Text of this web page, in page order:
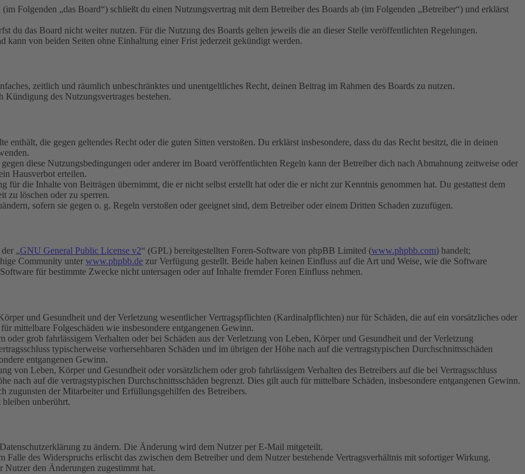
Folgenden „das Board“) schließt du einen Nutzungsvertrag mit dem Betreiber des Boards ab (im Folgenden „Betreiber“) und erklärst
du das Board nicht weiter nutzen. Für die Nutzung des Boards gelten jeweils die an dieser Stelle veröffentlichten Regelungen.
kann von beiden Seiten ohne Einhaltung einer Frist jederzeit gekündigt werden.
zeitlich und räumlich unbeschränktes und unentgeltliches Recht, deinen Beitrag im Rahmen des Boards zu nutzen.
des Nutzungsvertrages bestehen.
enthält, die gegen geltendes Recht oder die guten Sitten verstoßen. Du erklärst insbesondere, dass du das Recht besitzt, die in deinen
diese Nutzungsbedingungen oder anderer im Board veröffentlichten Regeln kann der Betreiber dich nach Abmahnung zeitweise oder
Hausverbot erteilen.
für die Inhalte von Beiträgen übernimmt, die er nicht selbst erstellt hat oder die er nicht zur Kenntnis genommen hat. Du gestattest dem
zu löschen oder zu sperren.
sofern sie gegen o. g. Regeln verstoßen oder geeignet sind, dem Betreiber oder einem Dritten Schaden zuzufügen.
„GNU General Public License v2“ (GPL) bereitgestellten Foren-Software von phpBB Limited (www.phpbb.com) handelt;
Community unter www.phpbb.de zur Verfügung gestellt. Beide haben keinen Einfluss auf die Art und Weise, wie die Software
für bestimmte Zwecke nicht untersagen oder auf Inhalte fremder Foren Einfluss nehmen.
und Gesundheit und der Verletzung wesentlicher Vertragspflichten (Kardinalpflichten) nur für Schäden, die auf ein vorsätzliches oder
mittelbare Folgeschäden wie insbesondere entgangenen Gewinn.
grob fahrlässigem Verhalten oder bei Schäden aus der Verletzung von Leben, Körper und Gesundheit und der Verletzung
typischerweise vorhersehbaren Schäden und im übrigen der Höhe nach auf die vertragstypischen Durchschnittsschäden
entgangenen Gewinn.
von Leben, Körper und Gesundheit oder vorsätzlichem oder grob fahrlässigem Verhalten des Betreibers auf die bei Vertragsschluss
nach auf die vertragstypischen Durchschnittsschäden begrenzt. Dies gilt auch für mittelbare Schäden, insbesondere entgangenen Gewinn.
zugunsten der Mitarbeiter und Erfüllungsgehilfen des Betreibers.
unberührt.
zu ändern. Die Änderung wird dem Nutzer per E-Mail mitgeteilt.
des Widerspruchs erlischt das zwischen dem Betreiber und dem Nutzer bestehende Vertragsverhältnis mit sofortiger Wirkung.
den Änderungen zugestimmt hat.